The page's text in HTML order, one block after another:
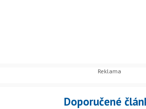
Doporučené